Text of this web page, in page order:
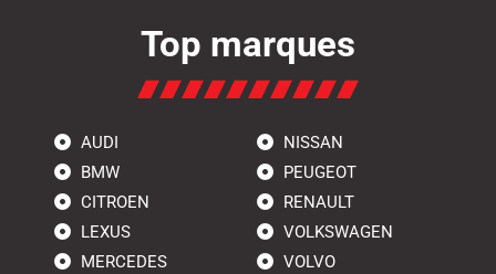
Top marques
AUDI
BMW
CITROEN
LEXUS
MERCEDES
NISSAN
PEUGEOT
RENAULT
VOLKSWAGEN
VOLVO